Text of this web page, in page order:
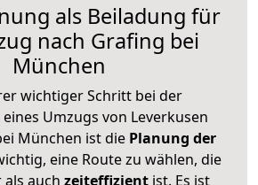
als Beiladung für
nach Grafing bei
München
wichtiger Schritt bei der
Umzugs von Leverkusen
München ist diePlanung der
eine Route zu wählen, die
auch zeiteffizientist. Es ist